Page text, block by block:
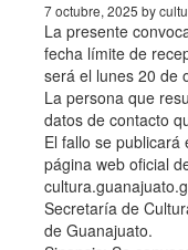
7 octubre, 2025 by
La presente
fecha límite de
será el lunes 20 de
La persona que
datos de contacto
El fallo se
página web oficial
Secretaría de
de Guanajuato.